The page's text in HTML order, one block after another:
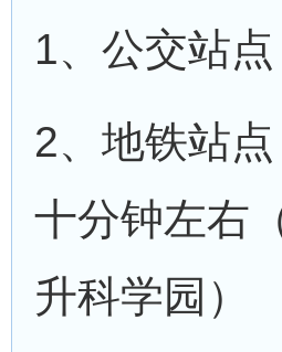
1、公交站点
2、地铁站
十分钟左右
升科学园）